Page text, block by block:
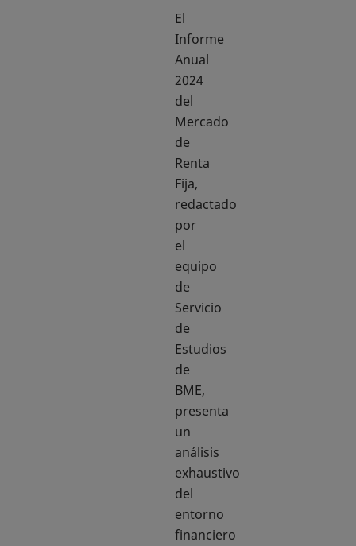
El
Informe
Anual
2024
del
Mercado
de
Renta
Fija,
redactado
por
el
equipo
de
Servicio
de
Estudios
de
BME,
presenta
un
análisis
exhaustivo
del
entorno
financiero